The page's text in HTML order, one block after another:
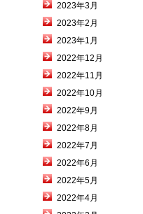
2023年3月
2023年2月
2023年1月
2022年12月
2022年11月
2022年10月
2022年9月
2022年8月
2022年7月
2022年6月
2022年5月
2022年4月